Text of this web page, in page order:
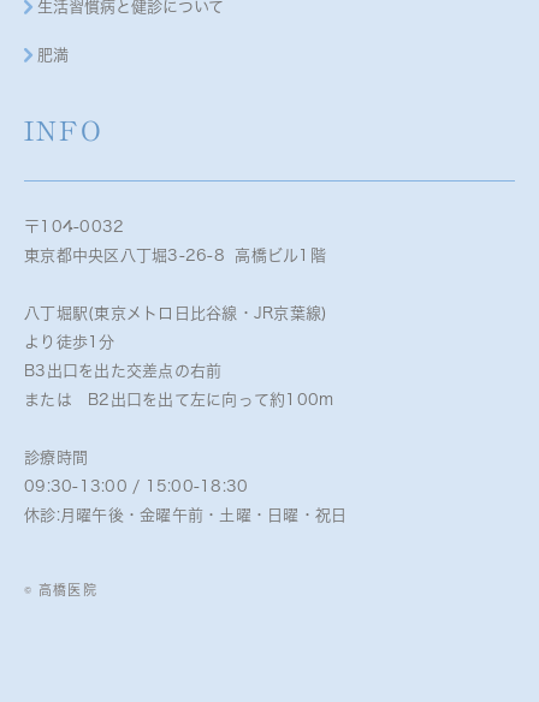
生活習慣病と健診について
肥満
INFO
〒104-0032
東京都中央区八丁堀3-26-8 高橋ビル1階
八丁堀駅(東京メトロ日比谷線・JR京葉線)
より徒歩1分
B3出口を出た交差点の右前
または B2出口を出て左に向って約100m
診療時間
09:30-13:00 / 15:00-18:30
休診:月曜午後・金曜午前・土曜・日曜・祝日
© 高橋医院